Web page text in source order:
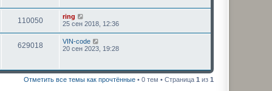
и
е
н
ю
110050
ring
25 сен 2018, 12:36
629018
VIN-code
20 сен 2023, 19:28
Отметить все темы как прочтённые • 0 тем • Страница 1 из 1